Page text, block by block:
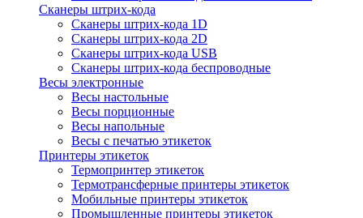
Сканеры штрих-кода
Сканеры штрих-кода 1D
Сканеры штрих-кода 2D
Сканеры штрих-кода USB
Сканеры штрих-кода беспроводные
Весы электронные
Весы настольные
Весы порционные
Весы напольные
Весы с печатью этикеток
Принтеры этикеток
Термопринтер этикеток
Термотрансферные принтеры этикеток
Мобильные принтеры этикеток
Промышленные принтеры этикеток